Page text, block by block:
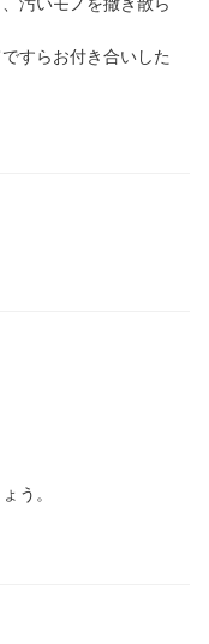
すらお付き合いした
う。